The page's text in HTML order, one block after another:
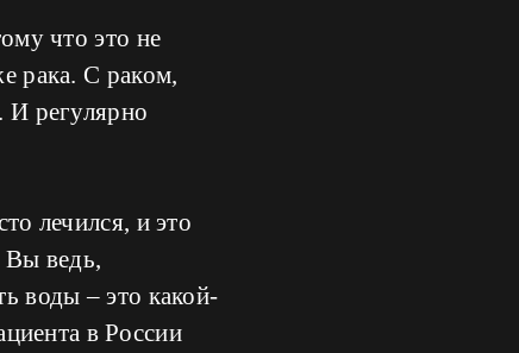
что это не
рака. С раком,
И регулярно
лечился, и это
Вы ведь,
воды – это какой-
в России